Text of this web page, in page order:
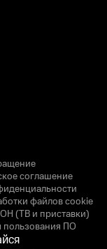
соглашение
файлов cookie
(ТВ и приставки)
ПО